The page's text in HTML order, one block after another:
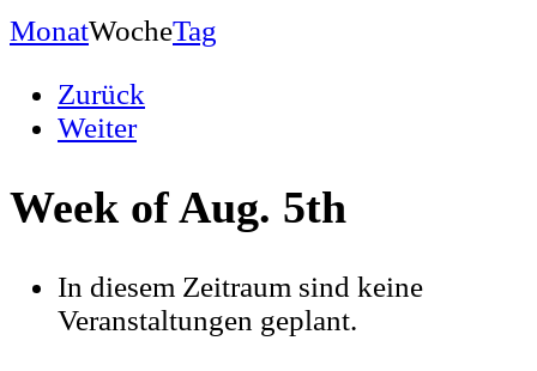
MonatWocheTag
Zurück
Weiter
Week of Aug. 5th
In diesem Zeitraum sind keine
Veranstaltungen geplant.